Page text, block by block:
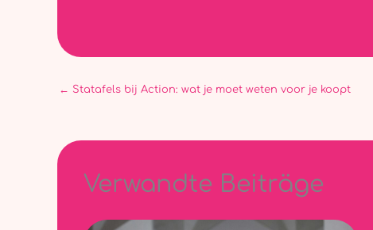
← Statafels bij Action: wat je moet weten voor je koopt
Verwandte Beiträge